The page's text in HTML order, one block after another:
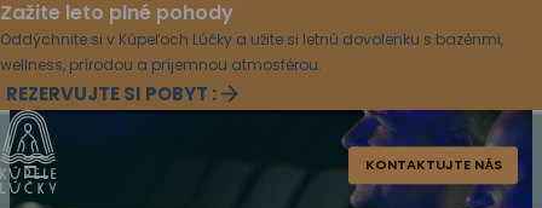
Zažite leto plné pohody
Oddýchnite si v Kúpeľoch Lúčky a užite si letnú dovolenku s bazénmi,
wellness, prírodou a príjemnou atmosférou.
REZERVUJTE SI POBYT :
KONTAKTUJTE NÁS